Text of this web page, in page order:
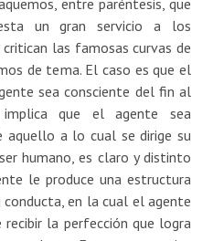
entre paréntesis, que
un gran servicio a los
las famosas curvas de
de tema. El caso es que el
sea consciente del fin al
que el agente sea
aquello a lo cual se dirige su
humano, es claro y distinto
le produce una estructura
en la cual el agente
la perfección que logra